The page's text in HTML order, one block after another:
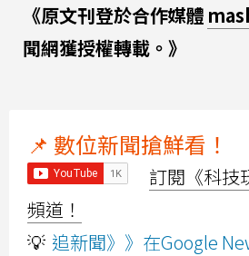
《原文刊登於合作媒體
聞網獲授權轉載。》
📌 數位新聞搶鮮看！
訂閱《科技
頻道！
💡 追新聞》》在Google